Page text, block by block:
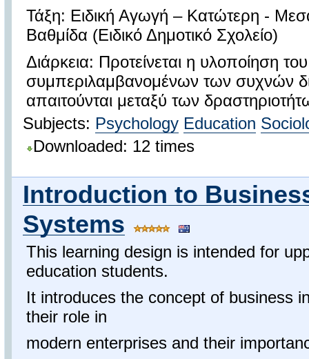
Τάξη: Ειδική Αγωγή – Κατώτερη -
Βαθμίδα (Ειδικό Δημοτικό Σχολείο)
Διάρκεια: Προτείνεται η υλοποίηση
συμπεριλαμβανομένων των συχνών
απαιτούνται μεταξύ των
Subjects: Psychology Education
Downloaded: 12 times
Introduction to
Systems
This learning design is intended for
education students.
It introduces the concept of business
their role in
modern enterprises and their